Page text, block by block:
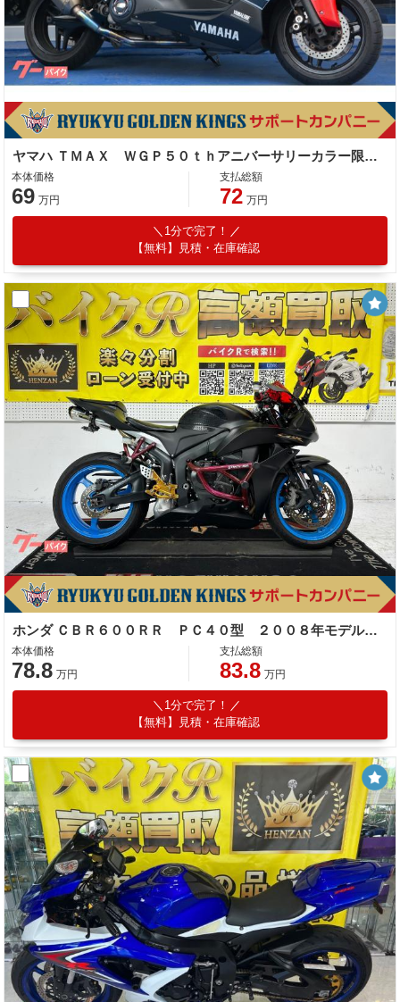
ヤマハ ＴＭＡＸ ＷＧＰ５０ｔｈアニバーサリーカラー限定車 カスタム
本体価格
69 万円
支払総額
72 万円
1分で完了！
【無料】見積・在庫確認
ホンダ ＣＢＲ６００ＲＲ ＰＣ４０型 ２００８年モデル ツーブラザーマフラー スタントゲージ ドラレコ ブレンボマスター その他改造多数
本体価格
78.8 万円
支払総額
83.8 万円
1分で完了！
【無料】見積・在庫確認